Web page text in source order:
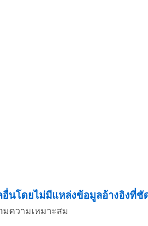
นโดยไม่มีแหล่งข้อมูลอ้างอิงที่ชั
ความเหมาะสม